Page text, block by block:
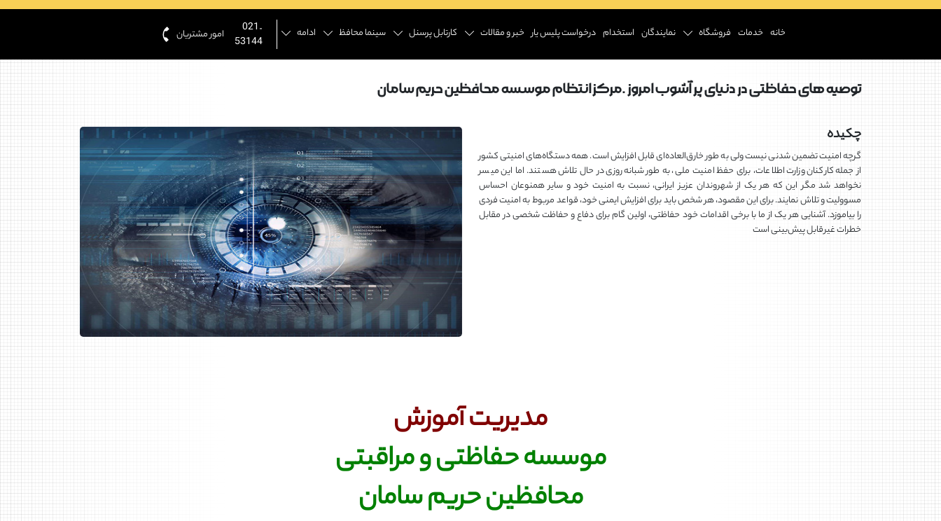
خانه خدمات فروشگاه نمایندگان استخدام درخواست پلیس یار خبر و مقالات کارتابل پرسنل سینما محافظ ادامه
021-
53144
امور مشتریان
توصیه های حفاظتی در دنیای پر آشوب امروز .مرکز انتظام موسسه محافظین حریم سامان
چکیده
گرچه امنیت تضمین شدنی نیست ولی به طور خارق‌العاده‌ای قابل افزایش است. همه دستگاه‌های امنیتی کشور
از جمله کارکنان وزارت اطلاعات، برای حفظ امنیت ملی، به طور شبانه‌روزی در حال تلاش هستند. اما این میسر
نخواهد شد مگر این که هر یک از شهروندان عزیز ایرانی، نسبت به امنیت خود و سایر همنوعان احساس
مسوولیت و تلاش نمایند. برای این مقصود، هر شخص باید برای افزایش ایمنی خود، قواعد مربوط به امنیت فردی
را بیاموزد. آشنایی هر یک از ما با برخی اقدامات خود حفاظتی، اولین گام برای دفاع و حفاظت شخصی در مقابل
خطرات غیرقابل پیش‌بینی است
مدیریت آموزش
موسسه حفاظتی و مراقبتی
محافظین حریم سامان